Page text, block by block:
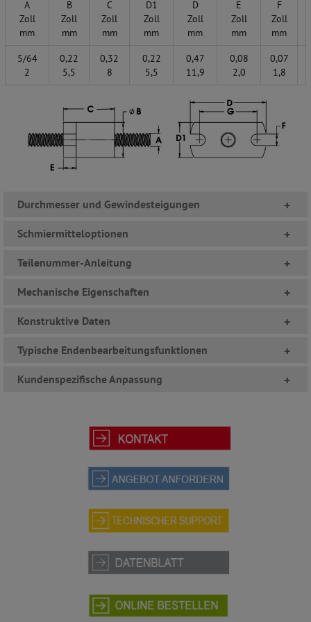
A
Zoll
mm
B
Zoll
mm
C
Zoll
mm
D1
Zoll
mm
D
Zoll
mm
E
Zoll
mm
F
Zoll
mm
5/64
2
0,22
5,5
0,32
8
0,22
5,5
0,47
11,9
0,08
2,0
0,07
1,8
Durchmesser und Gewindesteigungen +
Schmiermitteloptionen +
Teilenummer-Anleitung +
Mechanische Eigenschaften +
Konstruktive Daten +
Typische Endenbearbeitungsfunktionen +
Kundenspezifische Anpassung +